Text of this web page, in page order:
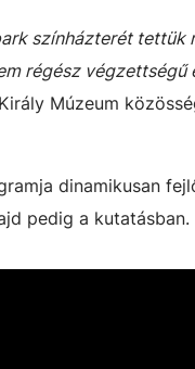
színházterét tettük
régész végzettségű
Múzeum
dinamikusan
pedig a kutatásban.